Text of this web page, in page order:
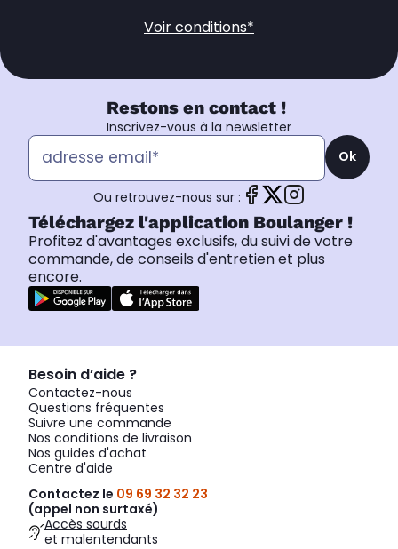
Voir conditions*
Restons en contact !
Inscrivez-vous à la newsletter
Ok
Ou retrouvez-nous sur :
Téléchargez l'application Boulanger !
Profitez d'avantages exclusifs, du suivi de votre
commande, de conseils d'entretien et plus
encore.
Besoin d’aide ?
Contactez-nous
Questions fréquentes
Suivre une commande
Nos conditions de livraison
Nos guides d'achat
Centre d'aide
Contactez le 09 69 32 32 23
(appel non surtaxé)
Accès sourds
et malentendants